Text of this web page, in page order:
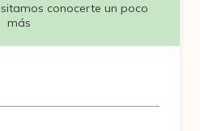
conocerte un poco
más